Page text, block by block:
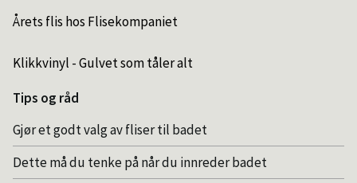
Årets flis hos Flisekompaniet
Klikkvinyl - Gulvet som tåler alt
Tips og råd
Gjør et godt valg av fliser til badet
Dette må du tenke på når du innreder badet